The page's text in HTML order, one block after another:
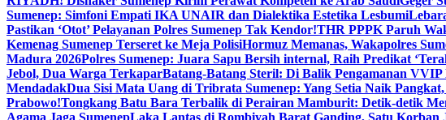
Sumenep: Simfoni Empati IKA UNAIR dan Dialektika Estetika Lesbumi
Pastikan ‘Otot’ Pelayanan Polres Sumenep Tak Kendor!THR PPPK Paruh
Kemenag Sumenep Terseret ke Meja PolisiHormuz Memanas, Wakapolres
Madura 2026Polres Sumenep: Juara Sapu Bersih internal, Raih Predikat
Jebol, Dua Warga TerkaparBatang-Batang Steril: Di Balik Pengamanan
MendadakDua Sisi Mata Uang di Tribrata Sumenep: Yang Setia Naik Pangkat,
Prabowo!Tongkang Batu Bara Terbalik di Perairan Mamburit: Detik-detik